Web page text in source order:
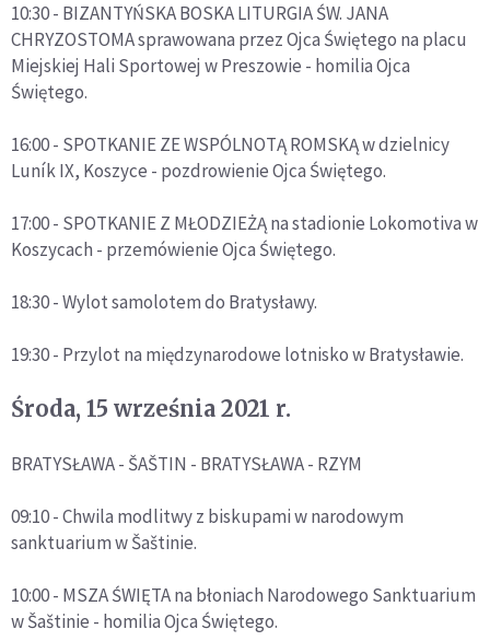
10:30 - BIZANTYŃSKA BOSKA LITURGIA ŚW. JANA
CHRYZOSTOMA sprawowana przez Ojca Świętego na placu
Miejskiej Hali Sportowej w Preszowie - homilia Ojca
Świętego.
16:00 - SPOTKANIE ZE WSPÓLNOTĄ ROMSKĄ w dzielnicy
Luník IX, Koszyce - pozdrowienie Ojca Świętego.
17:00 - SPOTKANIE Z MŁODZIEŻĄ na stadionie Lokomotiva w
Koszycach - przemówienie Ojca Świętego.
18:30 - Wylot samolotem do Bratysławy.
19:30 - Przylot na międzynarodowe lotnisko w Bratysławie.
Środa, 15 września 2021 r.
BRATYSŁAWA - ŠAŠTIN - BRATYSŁAWA - RZYM
09:10 - Chwila modlitwy z biskupami w narodowym
sanktuarium w Šaštinie.
10:00 - MSZA ŚWIĘTA na błoniach Narodowego Sanktuarium
w Šaštinie - homilia Ojca Świętego.